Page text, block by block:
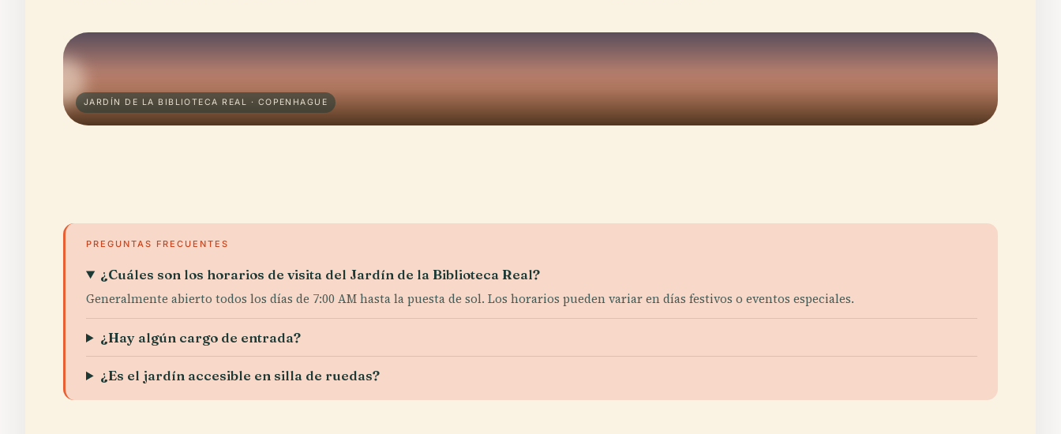
JARDÍN DE LA BIBLIOTECA REAL · COPENHAGUE
PREGUNTAS FRECUENTES
¿Cuáles son los horarios de visita del Jardín de la Biblioteca Real?
Generalmente abierto todos los días de 7:00 AM hasta la puesta de sol. Los horarios pueden variar en días festivos o eventos especiales.
¿Hay algún cargo de entrada?
¿Es el jardín accesible en silla de ruedas?